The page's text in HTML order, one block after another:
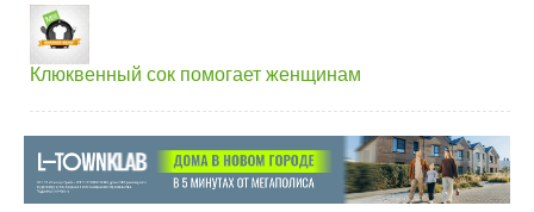
Клюквенный сок помогает женщинам